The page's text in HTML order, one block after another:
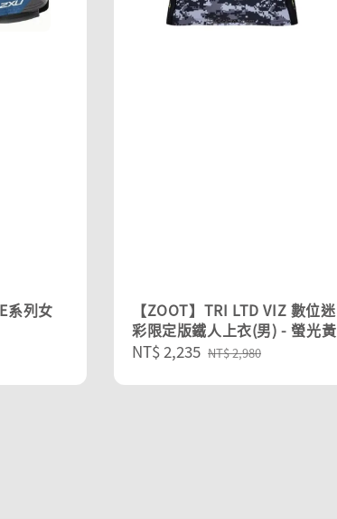
系列女
【ZOOT】TRI LTD VIZ 數位迷
彩限定版鐵人上衣(男) - 螢光黃
Sale
NT$ 2,235 Regular
NT$ 2,980